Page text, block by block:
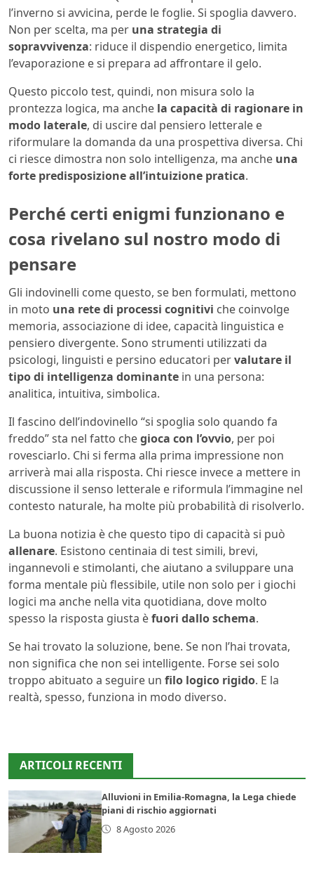
l’inverno si avvicina, perde le foglie. Si spoglia davvero.
Non per scelta, ma per una strategia di
sopravvivenza: riduce il dispendio energetico, limita
l’evaporazione e si prepara ad affrontare il gelo.
Questo piccolo test, quindi, non misura solo la
prontezza logica, ma anche la capacità di ragionare in
modo laterale, di uscire dal pensiero letterale e
riformulare la domanda da una prospettiva diversa. Chi
ci riesce dimostra non solo intelligenza, ma anche una
forte predisposizione all’intuizione pratica.
Perché certi enigmi funzionano e
cosa rivelano sul nostro modo di
pensare
Gli indovinelli come questo, se ben formulati, mettono
in moto una rete di processi cognitivi che coinvolge
memoria, associazione di idee, capacità linguistica e
pensiero divergente. Sono strumenti utilizzati da
psicologi, linguisti e persino educatori pervalutare il
tipo di intelligenza dominante in una persona:
analitica, intuitiva, simbolica.
Il fascino dell’indovinello “si spoglia solo quando fa
freddo” sta nel fatto chegioca con l’ovvio, per poi
rovesciarlo. Chi si ferma alla prima impressione non
arriverà mai alla risposta. Chi riesce invece a mettere in
discussione il senso letterale e riformula l’immagine nel
contesto naturale, ha molte più probabilità di risolverlo.
La buona notizia è che questo tipo di capacità si può
allenare. Esistono centinaia di test simili, brevi,
ingannevoli e stimolanti, che aiutano a sviluppare una
forma mentale più flessibile, utile non solo per i giochi
logici ma anche nella vita quotidiana, dove molto
spesso la risposta giusta èfuori dallo schema.
Se hai trovato la soluzione, bene. Se non l’hai trovata,
non significa che non sei intelligente. Forse sei solo
troppo abituato a seguire un filo logico rigido. E la
realtà, spesso, funziona in modo diverso.
ARTICOLI RECENTI
Alluvioni in Emilia-Romagna, la Lega chiede
piani di rischio aggiornati
8 Agosto 2026